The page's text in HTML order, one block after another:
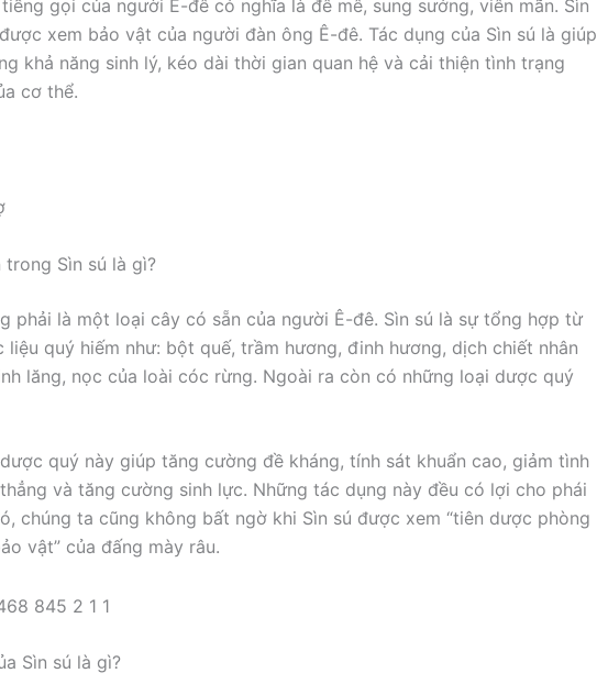
gọi của người Ê-đê có nghĩa là đê mê, sung sướng, viên mãn. Sìn
xem bảo vật của người đàn ông Ê-đê. Tác dụng của Sìn sú là giúp
khả năng sinh lý, kéo dài thời gian quan hệ và cải thiện tình trạng
cơ thể.
trong Sìn sú là gì?
phải là một loại cây có sẵn của người Ê-đê. Sìn sú là sự tổng hợp từ
liệu quý hiếm như: bột quế, trầm hương, đinh hương, dịch chiết nhân
lăng, nọc của loài cóc rừng. Ngoài ra còn có những loại dược quý
quý này giúp tăng cường đề kháng, tính sát khuẩn cao, giảm tình
và tăng cường sinh lực. Những tác dụng này đều có lợi cho phái
chúng ta cũng không bất ngờ khi Sìn sú được xem “tiên dược phòng
vật” của đấng mày râu.
Sìn sú là gì?